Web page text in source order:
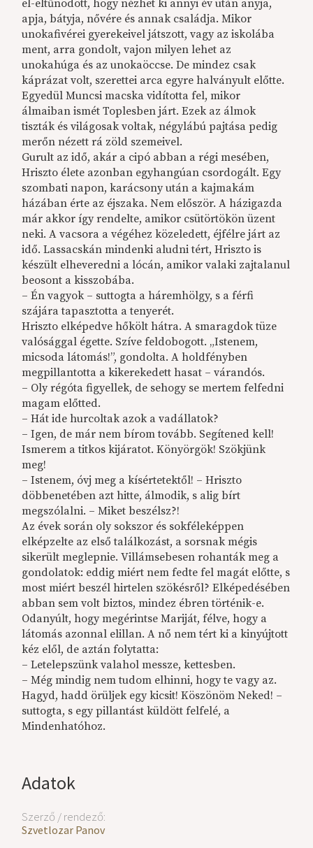
Adatok
Szerző / rendező:
Szvetlozar Panov
el-eltűnödött, hogy nézhet ki annyi év után anyja,
apja, bátyja, nővére és annak családja. Mikor
unokafivérei gyerekeivel játszott, vagy az iskolába
ment, arra gondolt, vajon milyen lehet az
unokahúga és az unokaöccse. De mindez csak
káprázat volt, szerettei arca egyre halványult előtte.
Egyedül Muncsi macska vidította fel, mikor
álmaiban ismét Toplesben járt. Ezek az álmok
tiszták és világosak voltak, négylábú pajtása pedig
merőn nézett rá zöld szemeivel.
Gurult az idő, akár a cipó abban a régi mesében,
Hriszto élete azonban egyhangúan csordogált. Egy
szombati napon, karácsony után a kajmakám
házában érte az éjszaka. Nem először. A házigazda
már akkor így rendelte, amikor csütörtökön üzent
neki. A vacsora a végéhez közeledett, éjfélre járt az
idő. Lassacskán mindenki aludni tért, Hriszto is
készült elheveredni a lócán, amikor valaki zajtalanul
beosont a kisszobába.
– Én vagyok – suttogta a háremhölgy, s a férfi
szájára tapasztotta a tenyerét.
Hriszto elképedve hőkölt hátra. A smaragdok tüze
valósággal égette. Szíve feldobogott. „Istenem,
micsoda látomás!”, gondolta. A holdfényben
megpillantotta a kikerekedett hasat – várandós.
– Oly régóta figyellek, de sehogy se mertem felfedni
magam előtted.
– Hát ide hurcoltak azok a vadállatok?
– Igen, de már nem bírom tovább. Segítened kell!
Ismerem a titkos kijáratot. Könyörgök! Szökjünk
meg!
– Istenem, óvj meg a kísértetektől! – Hriszto
döbbenetében azt hitte, álmodik, s alig bírt
megszólalni. – Miket beszélsz?!
Az évek során oly sokszor és sokféleképpen
elképzelte az első találkozást, a sorsnak mégis
sikerült meglepnie. Villámsebesen rohanták meg a
gondolatok: eddig miért nem fedte fel magát előtte, s
most miért beszél hirtelen szökésről? Elképedésében
abban sem volt biztos, mindez ébren történik-e.
Odanyúlt, hogy megérintse Mariját, félve, hogy a
látomás azonnal elillan. A nő nem tért ki a kinyújtott
kéz elől, de aztán folytatta:
– Letelepszünk valahol messze, kettesben.
– Még mindig nem tudom elhinni, hogy te vagy az.
Hagyd, hadd örüljek egy kicsit! Köszönöm Neked! –
suttogta, s egy pillantást küldött felfelé, a
Mindenhatóhoz.